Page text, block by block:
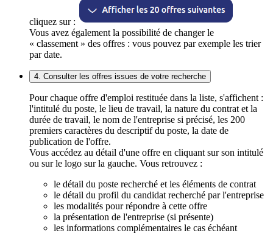
cliquez sur :
Vous avez également la possibilité de changer le
« classement » des offres : vous pouvez par exemple les trier
par date.
4. Consulter les offres issues de votre recherche
Pour chaque offre d'emploi restituée dans la liste, s'affichent :
l'intitulé du poste, le lieu de travail, la nature du contrat et la
durée de travail, le nom de l'entreprise si précisé, les 200
premiers caractères du descriptif du poste, la date de
publication de l'offre.
Vous accédez au détail d'une offre en cliquant sur son intitulé
ou sur le logo sur la gauche. Vous retrouvez :
le détail du poste recherché et les éléments de contrat
le détail du profil du candidat recherché par l'entreprise
les modalités pour répondre à cette offre
la présentation de l'entreprise (si présente)
les informations complémentaires le cas échéant